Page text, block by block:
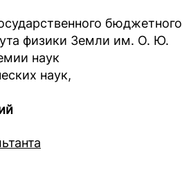
бюджетного
физики Земли им. О. Ю.
наук
наук,